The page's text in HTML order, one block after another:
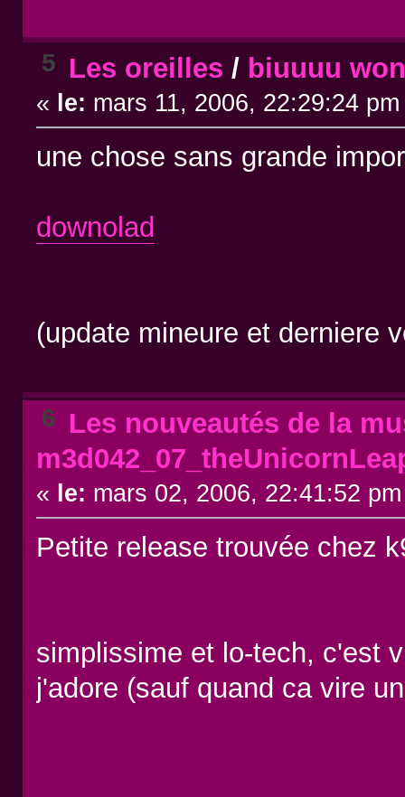
5 Les oreilles / biuuuu
« le: mars 11, 2006, 22:29:24
une chose sans grande
downolad
(update mineure et derniere
6 Les nouveautés de la
« le: mars 02, 2006, 22:41:52
Petite release trouvée chez
simplissime et lo-tech, c'est
j'adore (sauf quand ca vire